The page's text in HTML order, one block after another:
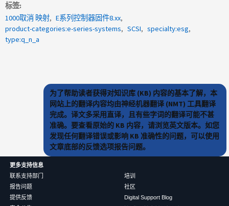
标签
1000取消 映射
E系列控制器固件8.xx
product-categories:e-series-systems
SCSI
specialty:esg
type:q_n_a
为了帮助读者获得对知识库 (KB) 内容的基本了解，本
网站上的翻译内容均由神经机器翻译 (NMT) 工具翻译
完成。译文多采用直译，且有些字词的翻译可能不甚
准确。要查看原始的 KB 内容，请浏览英文版本。如您
发现任何翻译错误或影响 KB 准确性的问题，可以使用
文章底部的反馈选项报告问题。
更多支持信息
联系支持部门
报告问题
提供反馈
培训
社区
Digital Support Blog